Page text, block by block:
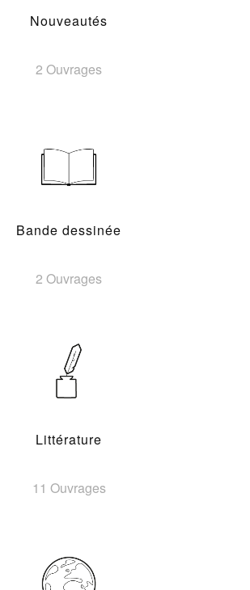
Nouveautés
2 Ouvrages
Bande dessinée
2 Ouvrages
Littérature
11 Ouvrages